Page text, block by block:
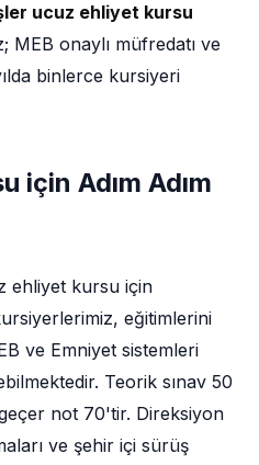
ucuz ehliyet kursu
MEB onaylı müfredatı ve
binlerce kursiyeri
için Adım Adım
ehliyet kursu için
eğitimlerini
ve Emniyet sistemleri
Teorik sınav 50
not 70'tir. Direksiyon
ve şehir içi sürüş